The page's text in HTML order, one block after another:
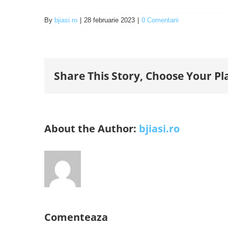
By bjiasi.ro 28 februarie 2023 0 Comentarii
Share This Story, Choose Your
About the Author: bjiasi.ro
Comenteaza